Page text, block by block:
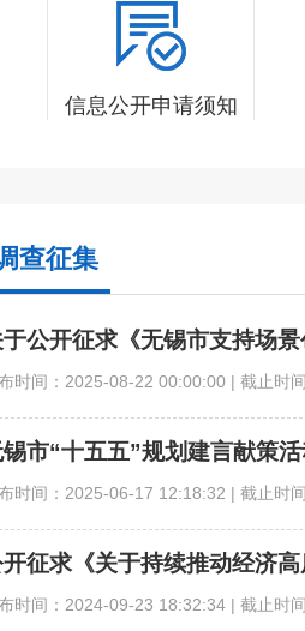
信息公开申请须知
查征集
于公开征求《无锡市支持场
时间： 2025-08-22 00:00:00 | 截止时间
锡市“十五五”规划建言献策
时间： 2025-06-17 12:18:32 | 截止时间
征求《关于持续推动经济
时间： 2024-09-23 18:32:34 | 截止时间